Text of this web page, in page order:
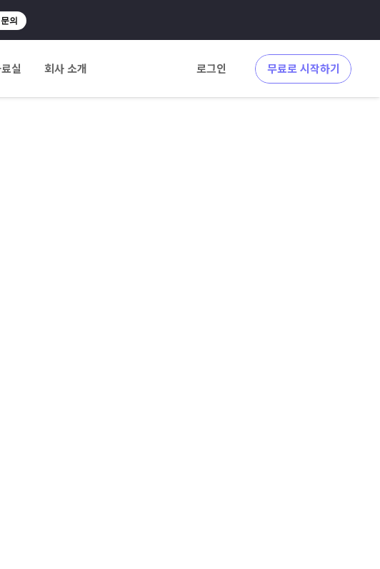
의
실 회사 소개 로그인 무료로 시작하기